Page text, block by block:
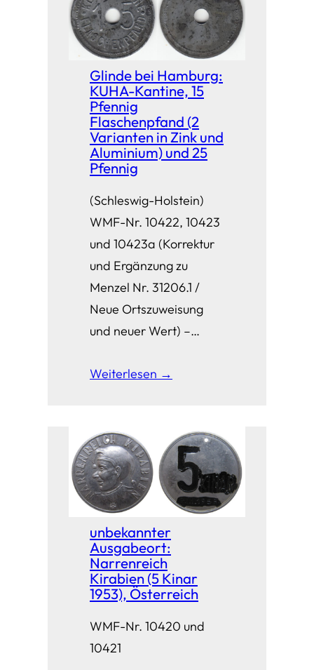
Glinde bei Hamburg:
KUHA-Kantine, 15
Pfennig
Flaschenpfand (2
Varianten in Zink und
Aluminium) und 25
Pfennig
(Schleswig-Holstein)
WMF-Nr. 10422, 10423
und 10423a (Korrektur
und Ergänzung zu
Menzel Nr. 31206.1 /
Neue Ortszuweisung
und neuer Wert) –…
Weiterlesen →
unbekannter
Ausgabeort:
Narrenreich
Kirabien (5 Kinar
1953), Österreich
WMF-Nr. 10420 und
10421